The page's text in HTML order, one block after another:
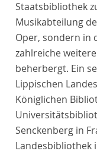
Staatsbibliothek
Musikabteilung
Oper, sondern in
zahlreiche
beherbergt. Ein
Lippischen
Königlichen
Senckenberg in
Landesbibliothek